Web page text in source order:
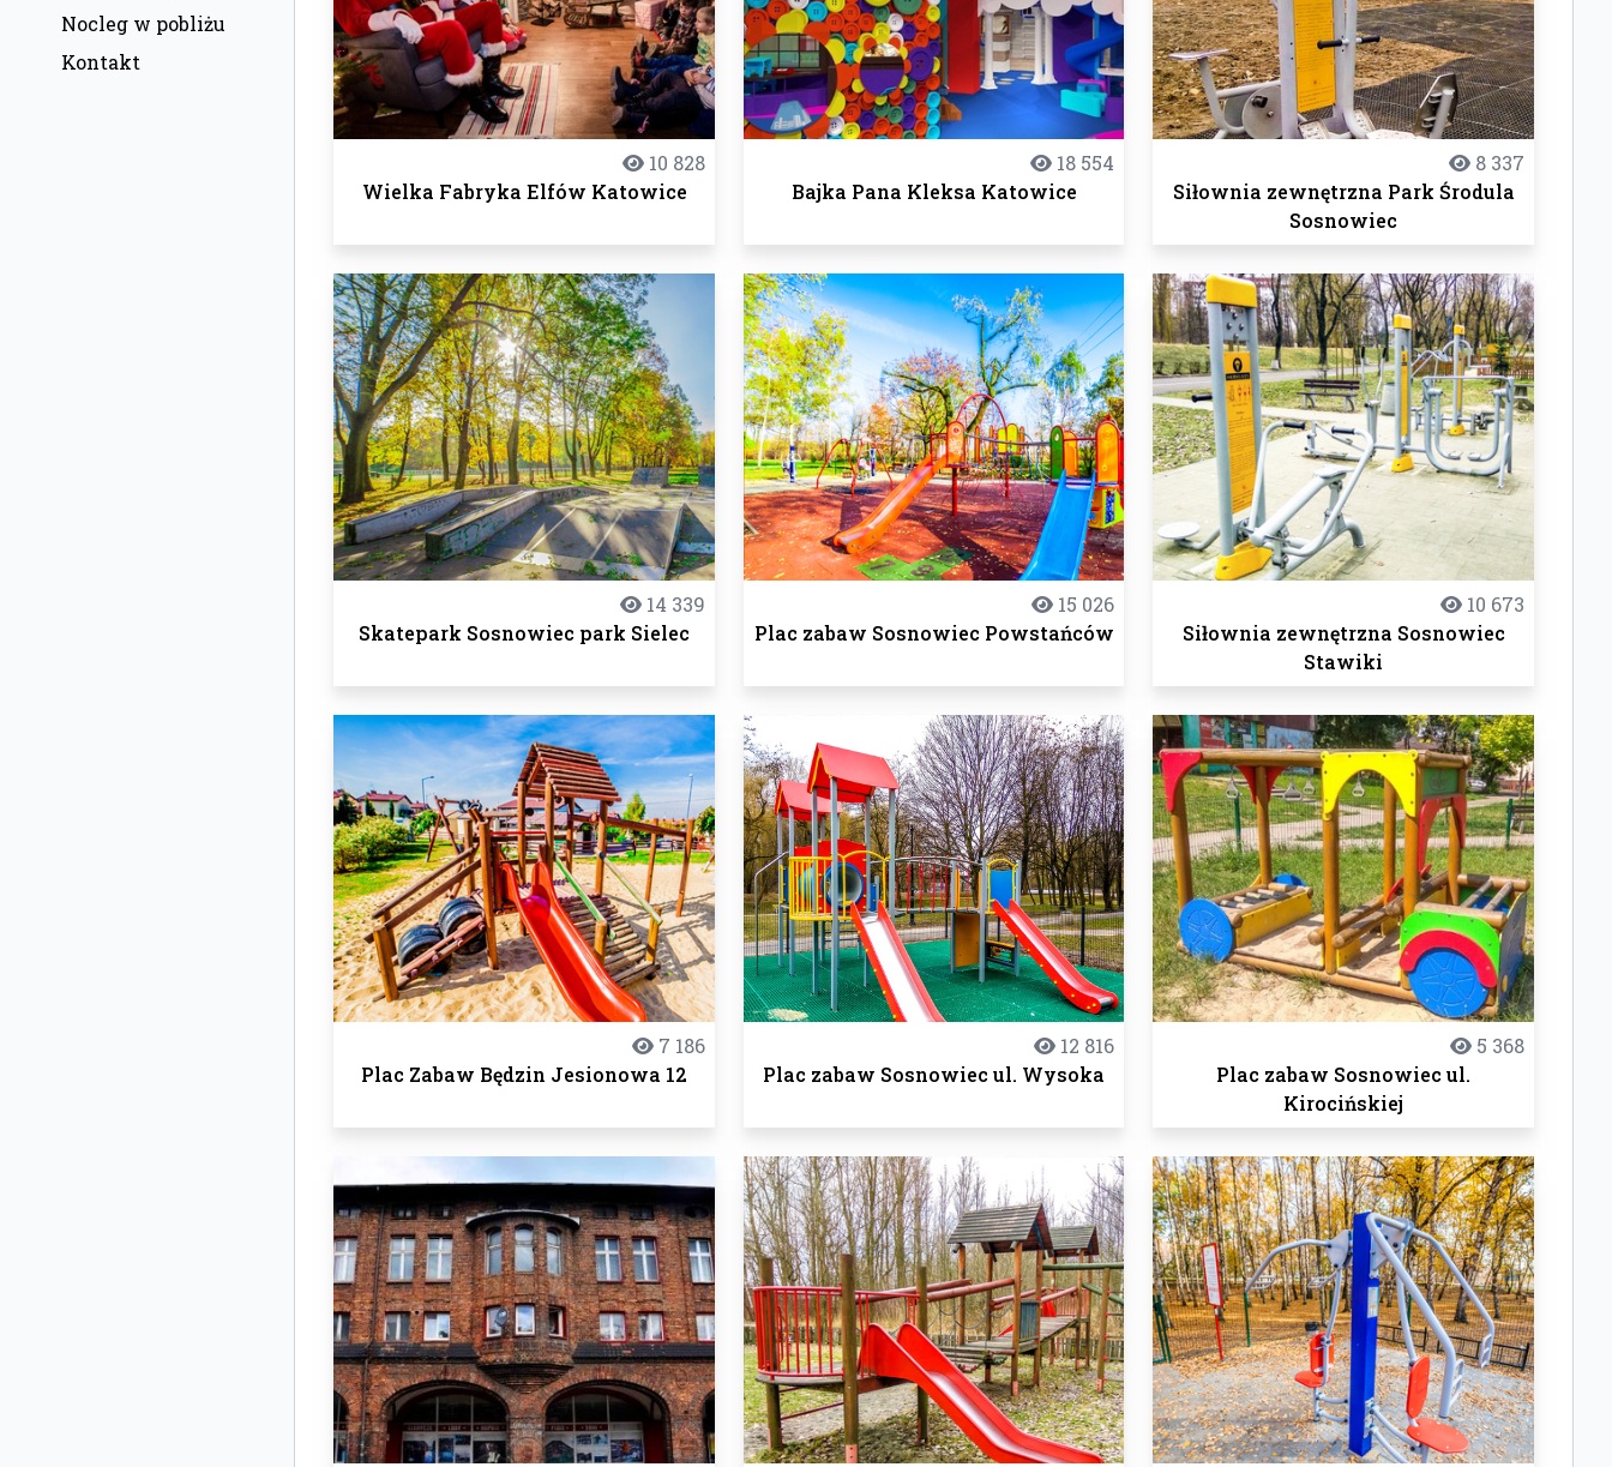
Nocleg w pobliżu
Kontakt
10 828
Wielka Fabryka Elfów Katowice
18 554
Bajka Pana Kleksa Katowice
8 337
Siłownia zewnętrzna Park Środula
Sosnowiec
14 339
Skatepark Sosnowiec park Sielec
15 026
Plac zabaw Sosnowiec Powstańców
10 673
Siłownia zewnętrzna Sosnowiec
Stawiki
7 186
Plac Zabaw Będzin Jesionowa 12
12 816
Plac zabaw Sosnowiec ul. Wysoka
5 368
Plac zabaw Sosnowiec ul.
Kirocińskiej